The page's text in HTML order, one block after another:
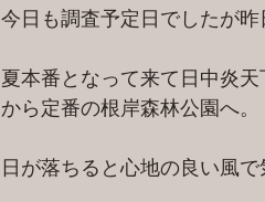
今日も調査予定日でしたが昨
夏本番となって来て日中炎
から定番の根岸森林公園へ。
日が落ちると心地の良い風